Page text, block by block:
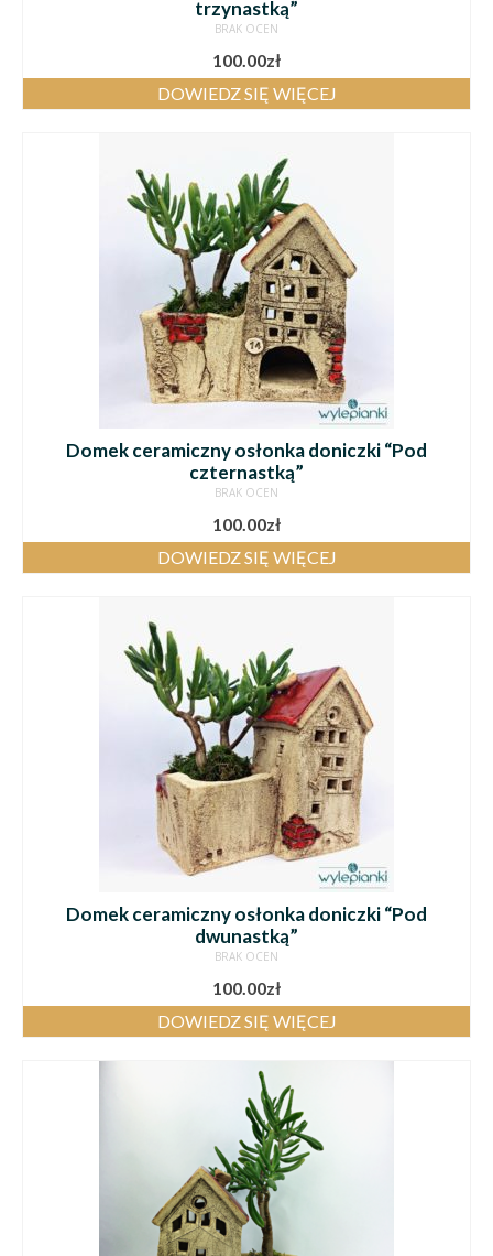
trzynastką”
BRAK OCEN
100.00zł
DOWIEDZ SIĘ WIĘCEJ
Domek ceramiczny osłonka doniczki “Pod
czternastką”
BRAK OCEN
100.00zł
DOWIEDZ SIĘ WIĘCEJ
Domek ceramiczny osłonka doniczki “Pod
dwunastką”
BRAK OCEN
100.00zł
DOWIEDZ SIĘ WIĘCEJ